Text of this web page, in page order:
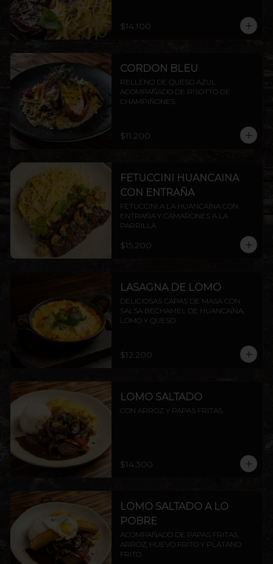
$14.100
CORDON BLEU
RELLENO DE QUESO AZUL
ACOMPAÑADO DE RISOTTO DE
CHAMPIÑONES.
$11.200
FETUCCINI HUANCAINA
CON ENTRAÑA
FETUCCINI A LA HUANCAÍNA CON
ENTRAÑA Y CAMARONES A LA
PARRILLA
$15.200
LASAGNA DE LOMO
DELICIOSAS CAPAS DE MASA CON
SALSA BECHAMEL DE HUANCAÍNA,
LOMO Y QUESO.
$12.200
LOMO SALTADO
CON ARROZ Y PAPAS FRITAS.
$14.300
LOMO SALTADO A LO
POBRE
ACOMPAÑADO DE PAPAS FRITAS,
ARROZ, HUEVO FRITO Y PLÁTANO
FRITO.